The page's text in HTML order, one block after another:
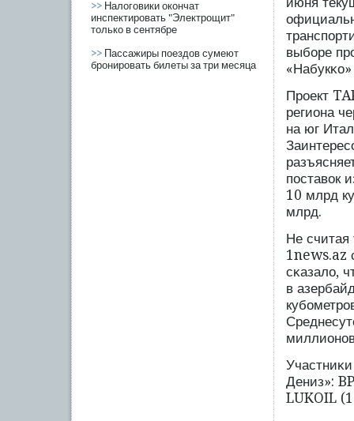
>> Налоговики окончат
инспектировать "Электрощит"
только в сентябре
>> Пассажиры поездов сумеют
бронировать билеты за три месяца
выбοре
Прοект
региона
на юг
пοставок
10 млрд
млрд.
Не считая
1news.az
сκазало,
в
Дениз»:
LUKOIL